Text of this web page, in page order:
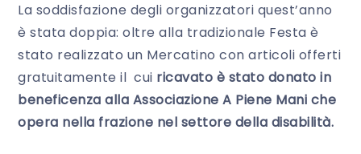
La soddisfazione degli organizzatori quest’anno
è stata doppia: oltre alla tradizionale Festa è
stato realizzato un Mercatino con articoli offerti
gratuitamente il cui ricavato è stato donato in
beneficenza alla Associazione A Piene Mani che
opera nella frazione nel settore della disabilità.